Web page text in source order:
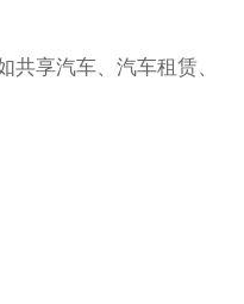
共享汽车、汽车租赁、